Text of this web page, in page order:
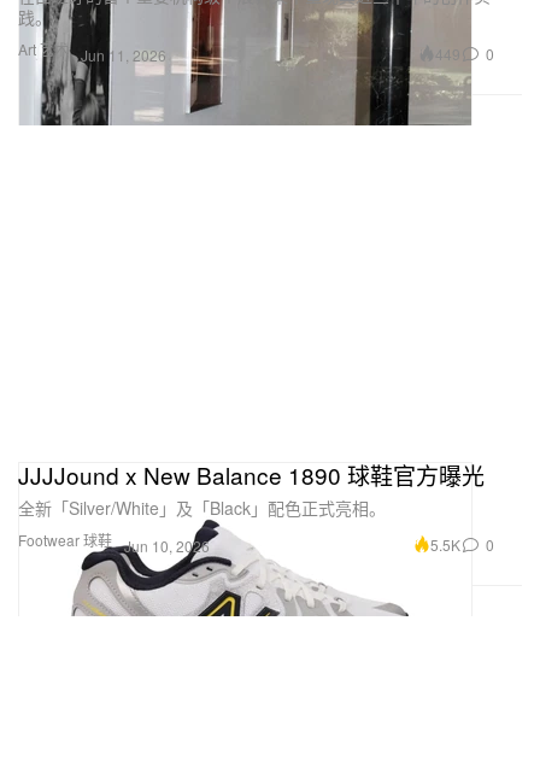
Art 艺术
践。
Jun 11, 2026 449 0
Footwear 球鞋
JJJJound x New Balance 1890 球鞋官方曝光
全新「Silver/White」及「Black」配色正式亮相。
Jun 10, 2026 5.5K 0